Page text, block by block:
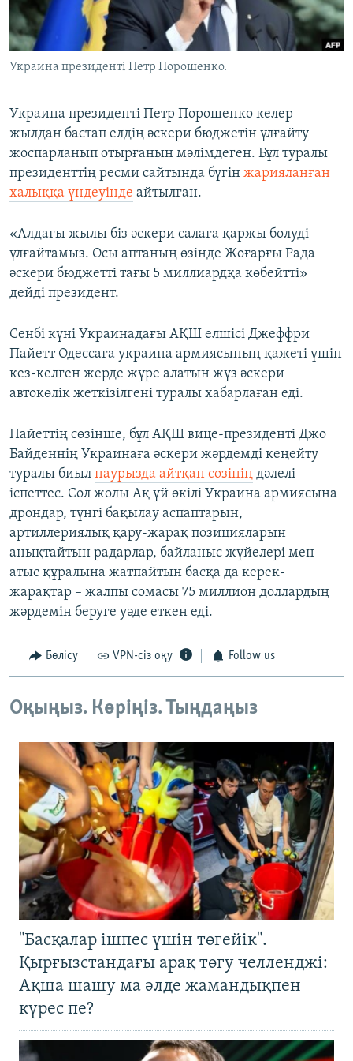
ЖАЗЫЛЫҢЫЗ
Украина президенті Петр Порошенко.
Украина президенті Петр Порошенко келер
жылдан бастап елдің әскери бюджетін ұлғайту
жоспарланып отырғанын мәлімдеген. Бұл туралы
президенттің ресми сайтында бүгін жарияланған
халыққа үндеуінде айтылған.
«Алдағы жылы біз әскери салаға қаржы бөлуді
ұлғайтамыз. Осы аптаның өзінде Жоғарғы Рада
әскери бюджетті тағы 5 миллиардқа көбейтті»
дейді президент.
Сенбі күні Украинадағы АҚШ елшісі Джеффри
Пайетт Одессаға украина армиясының қажеті үшін
кез-келген жерде жүре алатын жүз әскери
автокөлік жеткізілгені туралы хабарлаған еді.
Пайеттің сөзінше, бұл АҚШ вице-президенті Джо
Байденнің Украинаға әскери жәрдемді кеңейту
туралы биыл наурызда айтқан сөзінің дәлелі
іспеттес. Сол жолы Ақ үй өкілі Украина армиясына
дрондар, түнгі бақылау аспаптарын,
артиллериялық қару-жарақ позицияларын
анықтайтын радарлар, байланыс жүйелері мен
атыс құралына жатпайтын басқа да керек-
жарақтар – жалпы сомасы 75 миллион доллардың
жәрдемін беруге уәде еткен еді.
Бөлісу VPN-сіз оқу Follow us
Оқыңыз. Көріңіз. Тыңдаңыз
"Басқалар ішпес үшін төгейік".
Қырғызстандағы арақ төгу челленджі:
Ақша шашу ма әлде жамандықпен
күрес пе?